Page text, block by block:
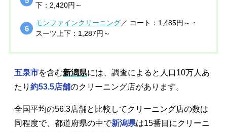
下：2,420円～
モンファインクリーニング／ コート：1,485円～・
スーツ上下：1,287円～
五泉市を含む新潟県には、調査によると人口10万人あ
たり 約53.5店舗のクリーニング店があります。
全国平均の56.3店舗と比較してクリーニング店の数は
同程度で、都道府県の中で新潟県は15番目にクリーニ